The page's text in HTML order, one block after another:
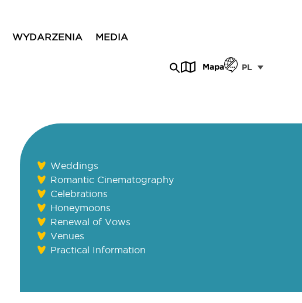
WYDARZENIA MEDIA
Mapa PL
Weddings
Romantic Cinematography
Celebrations
Honeymoons
Renewal of Vows
Venues
Practical Information